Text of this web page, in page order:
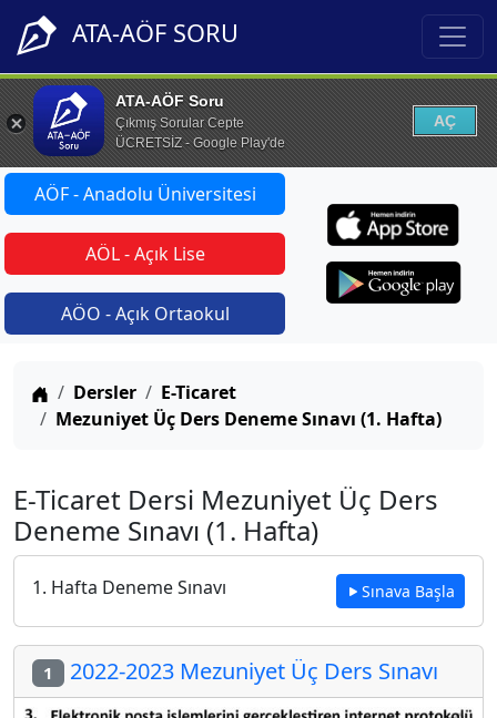
ATA-AÖF SORU
ATA-AÖF Soru
Çıkmış Sorular Cepte
ÜCRETSİZ - Google Play'de
AÇ
AÖF - Anadolu Üniversitesi
AÖL - Açık Lise
AÖO - Açık Ortaokul
Anasayfa
Dersler
E-Ticaret
Mezuniyet Üç Ders Deneme Sınavı (1. Hafta)
E-Ticaret Dersi Mezuniyet Üç Ders
Deneme Sınavı (1. Hafta)
1. Hafta Deneme Sınavı Sınava Başla
1 2022-2023 Mezuniyet Üç Ders Sınavı